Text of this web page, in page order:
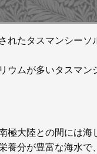
れたタスマンシー
ウムが多いタスマ
大陸との間には海
養分が豊富な海水